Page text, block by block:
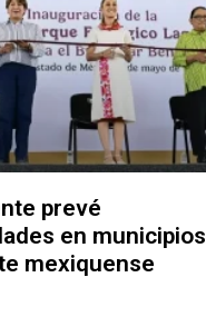
prevé
en municipios
mexiquense